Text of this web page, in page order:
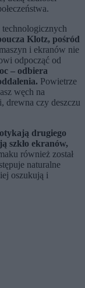
technologicznych
Klotz, pośród
i ekranów nie
odpocząć od
– odbiera
Powietrze
węch na
drewna czy deszczu
drugiego
szkło ekranów,
również został
naturalne
oszukują i